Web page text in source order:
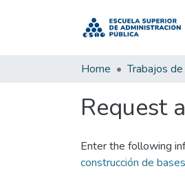
Home Trabajos
Request
Enter the following
construcción de